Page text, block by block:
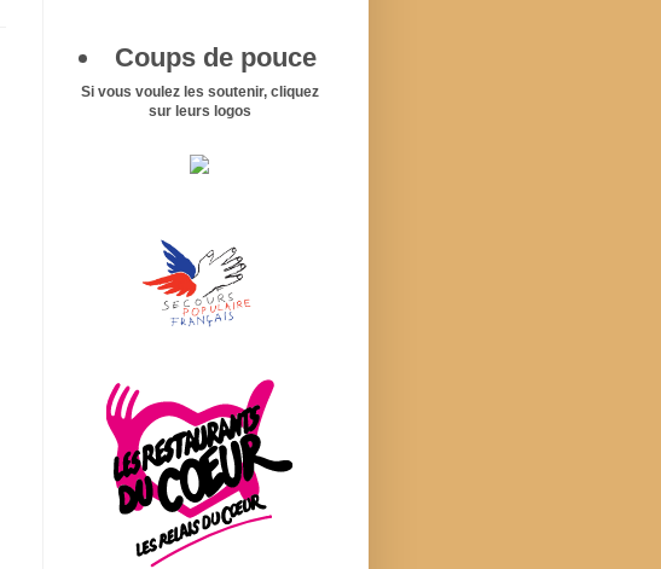
Coups de pouce
Si vous voulez les soutenir, cliquez
sur leurs logos